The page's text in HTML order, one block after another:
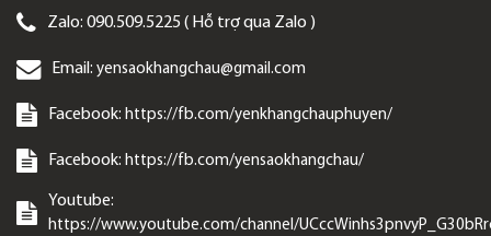
Zalo: 090.509.5225 ( Hỗ trợ qua Zalo )
Email: yensaokhangchau@gmail.com
Facebook: https://fb.com/yenkhangchauphuyen/
Facebook: https://fb.com/yensaokhangchau/
Youtube:
https://www.youtube.com/channel/